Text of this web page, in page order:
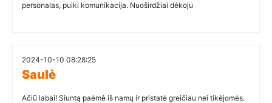
personalas, puiki komunikacija. Nuoširdžiai dėkoju
2024-10-10 08:28:25
Saulė
Ačiū labai! Siuntą paėmė iš namų ir pristatė greičiau nei tikėjomės.